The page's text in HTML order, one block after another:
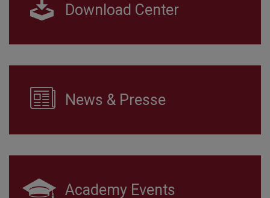
Download Center
News & Presse
Academy Events